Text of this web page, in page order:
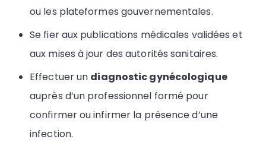
ou les plateformes gouvernementales.
Se fier aux publications médicales validées et
aux mises à jour des autorités sanitaires.
Effectuer un diagnostic gynécologique
auprès d’un professionnel formé pour
confirmer ou infirmer la présence d’une
infection.